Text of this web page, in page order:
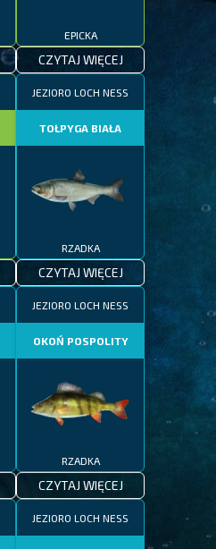
EPICKA
CZYTAJ WIĘCEJ
JEZIORO LOCH NESS
TOŁPYGA BIAŁA
RZADKA
CZYTAJ WIĘCEJ
JEZIORO LOCH NESS
OKOŃ POSPOLITY
RZADKA
CZYTAJ WIĘCEJ
JEZIORO LOCH NESS